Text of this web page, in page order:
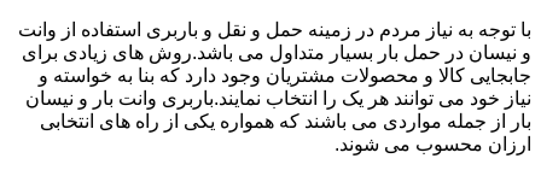
با توجه به نیاز مردم در زمینه حمل و نقل و باربری استفاده از وانت
و نیسان در حمل بار بسیار متداول می باشد.روش های زیادی برای
جابجایی کالا و محصولات مشتریان وجود دارد که بنا به خواسته و
نیاز خود می توانند هر یک را انتخاب نمایند.باربری وانت بار و نیسان
بار از جمله مواردی می باشند که همواره یکی از راه های انتخابی
ارزان محسوب می شوند.